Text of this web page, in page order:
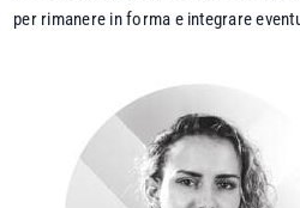
per rimanere in forma e integrare